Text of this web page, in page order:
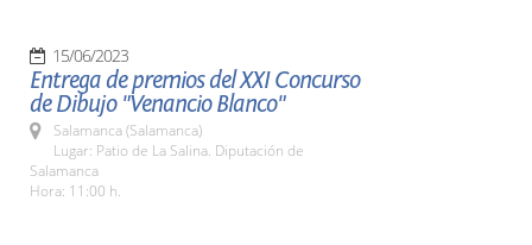
15/06/2023
Entrega de premios del XXI Concurso
de Dibujo "Venancio Blanco"
Salamanca (Salamanca)
Lugar: Patio de La Salina. Diputación de
Salamanca
Hora: 11:00 h.